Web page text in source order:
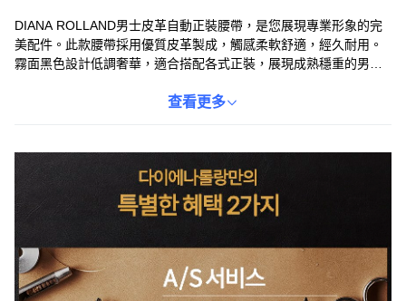
DIANA ROLLAND男士皮革自動正裝腰帶，是您展現專業形象的完
美配件。此款腰帶採用優質皮革製成，觸感柔軟舒適，經久耐用。
霧面黑色設計低調奢華，適合搭配各式正裝，展現成熟穩重的男士
會議還是正式場合，DIANA ROLLAND正裝腰帶都能為您的整體造
查看更多